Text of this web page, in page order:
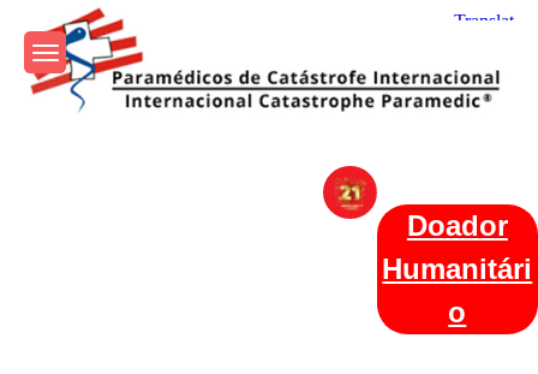
content
Internacional
Doador
Humanitári
o